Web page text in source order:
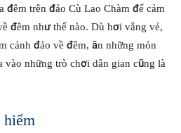
đêm trên đảo Cù Lao Chàm để cảm
đêm như thế nào. Dù hơi vắng vẻ,
cảnh đảo về đêm, ăn những món
vào những trò chơi dân gian cũng là